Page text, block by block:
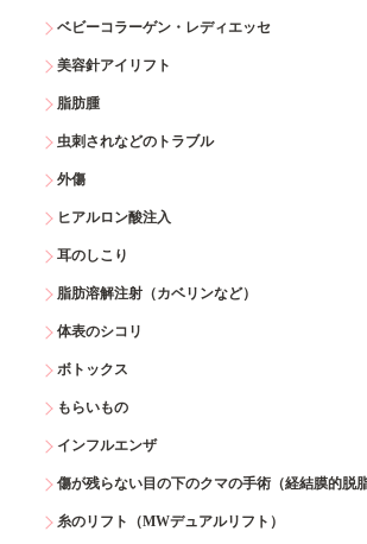
ベビーコラーゲン・レディエッセ
美容針アイリフト
脂肪腫
虫刺されなどのトラブル
外傷
ヒアルロン酸注入
耳のしこり
脂肪溶解注射（カベリンなど）
体表のシコリ
ボトックス
もらいもの
インフルエンザ
傷が残らない目の下のクマの手術（経結膜的脱脂
糸のリフト（MWデュアルリフト）